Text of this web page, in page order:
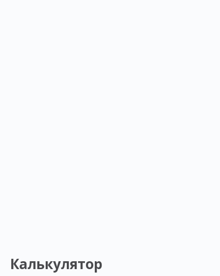
Калькулятор